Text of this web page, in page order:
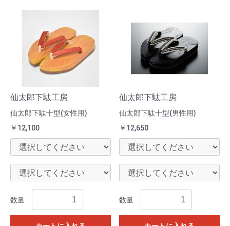
仙太郎下駄工房
仙太郎下駄十型(女性用)
￥12,100
数量
仙太郎下駄工房
仙太郎下駄十型(男性用)
￥12,650
数量